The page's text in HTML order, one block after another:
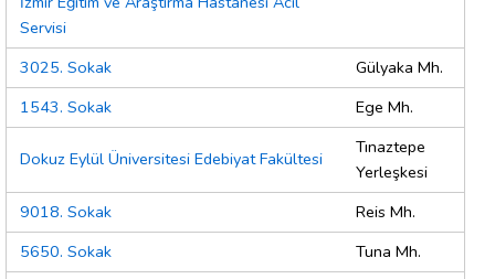
Servisi
3025. Sokak
Gülyaka Mh.
1543. Sokak
Ege Mh.
Dokuz Eylül Üniversitesi Edebiyat Fakültesi
Tınaztepe
Yerleşkesi
9018. Sokak
Reis Mh.
5650. Sokak
Tuna Mh.